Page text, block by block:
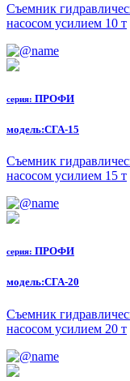
Съемник
насосом усилием 10 т
серия: ПРОФИ
модель:СГА-15
Съемник
насосом усилием 15 т
серия: ПРОФИ
модель:СГА-20
Съемник
насосом усилием 20 т